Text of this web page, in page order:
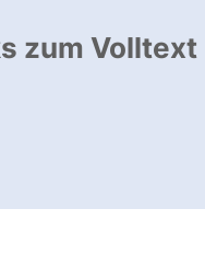
zum Volltext
öffnet neues